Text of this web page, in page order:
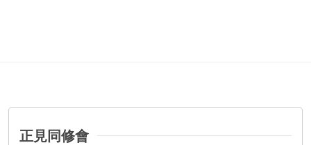
正見同修會